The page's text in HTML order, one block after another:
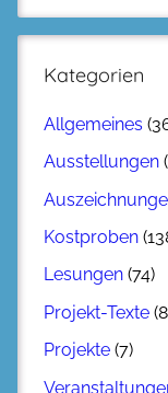
Kategorien
Allgemeines
Ausstellungen
Kostproben
Lesungen (74)
Projekt-Texte
Projekte (7)